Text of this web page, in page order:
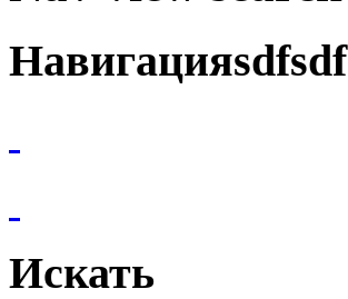
Навигацияsdfsdf
Искать